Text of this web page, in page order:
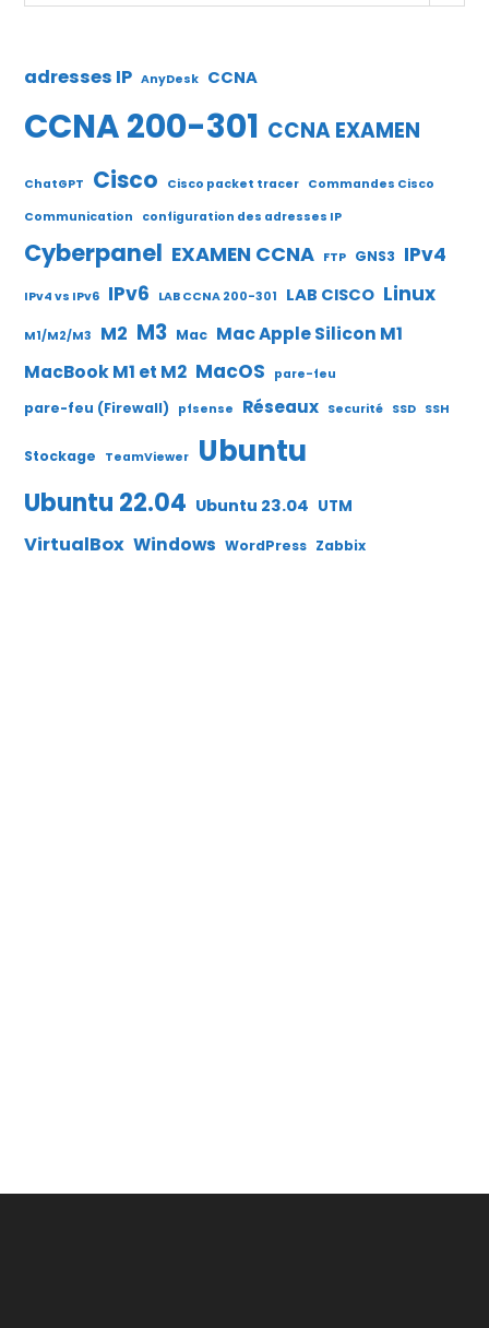
adresses IP AnyDesk CCNA
CCNA 200-301 CCNA EXAMEN
ChatGPT Cisco Cisco packet tracer Commandes Cisco
Communication
configuration des adresses IP
Cyberpanel EXAMEN CCNA FTP GNS3 IPv4
IPv4 vs IPv6 IPv6 LAB CCNA 200-301 LAB CISCO Linux
M1/M2/M3 M2 M3 Mac Mac Apple Silicon M1
MacBook M1 et M2 MacOS pare-feu
pare-feu (Firewall) pfsense Réseaux Securité SSD SSH
Stockage TeamViewer Ubuntu
Ubuntu 22.04 Ubuntu 23.04 UTM
VirtualBox Windows WordPress Zabbix